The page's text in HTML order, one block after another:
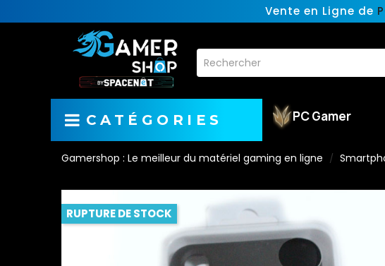
Vente en Ligne de
CATÉGORIES PC Gamer
Gamershop : Le meilleur du matériel gaming en ligne
RUPTURE DE STOCK